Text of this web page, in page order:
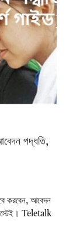
পদ্ধতি,
করবেন, আবেদন
Teletalk